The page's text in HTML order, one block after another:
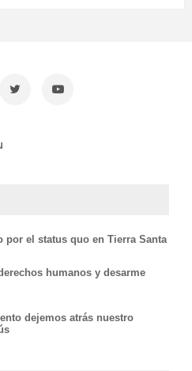
por el status quo en Tierra Santa
humanos y desarme
dejemos atrás nuestro